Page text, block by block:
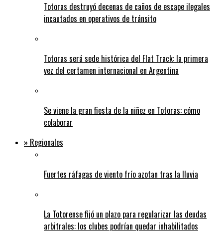
Totoras destruyó decenas de caños de escape ilegales
incautados en operativos de tránsito
Totoras será sede histórica del Flat Track: la primera
vez del certamen internacional en Argentina
Se viene la gran fiesta de la niñez en Totoras: cómo
colaborar
» Regionales
Fuertes ráfagas de viento frío azotan tras la lluvia
La Totorense fijó un plazo para regularizar las deudas
arbitrales: los clubes podrían quedar inhabilitados